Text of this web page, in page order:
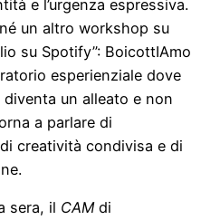
e l’urgenza espressiva.
un altro workshop su
su Spotify”: BoicottIAmo
esperienziale dove
diventa un alleato e non
a parlare di
creatività condivisa e di
sera, il CAMdi